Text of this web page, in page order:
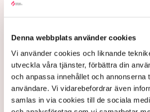
Denna webbplats använder cookies
Vi använder cookies och liknande
utveckla våra tjänster, förbättra din
och anpassa innehållet och annonserna
användare. Vi vidarebefordrar även
samlas in via cookies till de sociala
kvartersmark. Allmän platsmark är till
inte ha alltför omfattande konstruktioner
och inglasning.
– Det har funnits konstruktioner runt
som inte varit öppna och sådana är inte
offentlig mark. Därför görs
Egebäck, enhetschef på driftstöd och